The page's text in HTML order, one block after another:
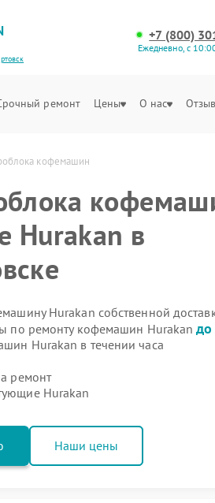
+7 (800)
Ежедневно, с
ремонт Цены О нас
кофемашин
Hurakan в
Hurakan собственной
по ремонту кофемашин Hurakanдо
Hurakan в течении часа
ремонт
Hurakan
Наши цены